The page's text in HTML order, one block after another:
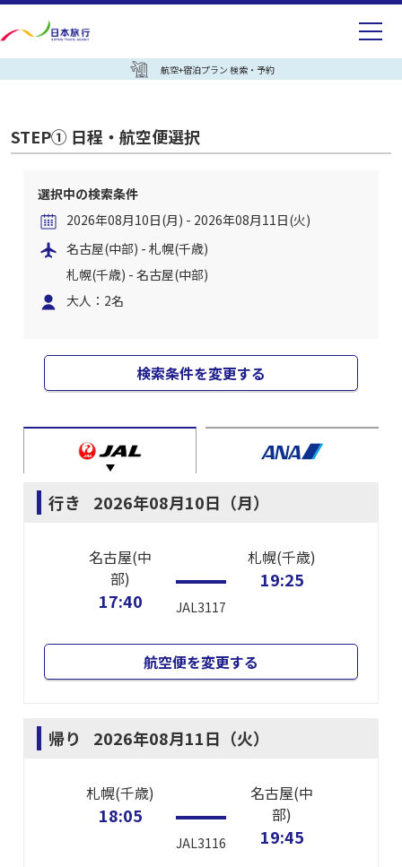
航空+宿泊プラン 検索・予約
STEP① 日程・航空便選択
選択中の検索条件
2026年08月10日(月) - 2026年08月11日(火)
名古屋(中部) - 札幌(千歳)
札幌(千歳) - 名古屋(中部)
大人：2名
検索条件を変更する
行き 2026年08月10日（月）
名古屋(中
部)
17:40 JAL3117
札幌(千歳)
19:25
航空便を変更する
帰り 2026年08月11日（火）
札幌(千歳)
18:05
JAL3116
名古屋(中
部)
19:45